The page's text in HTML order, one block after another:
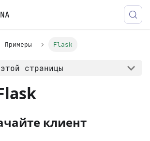
Примеры Flask
страницы
клиент